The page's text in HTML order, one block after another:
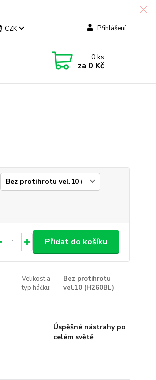
CZK Přihlášení
0ks
za 0 Kč
Přidat do košíku
Velikost a
typ háčku:
Bez protihrotu
vel.10 (H260BL)
Úspěšné nástrahy po
celém světě